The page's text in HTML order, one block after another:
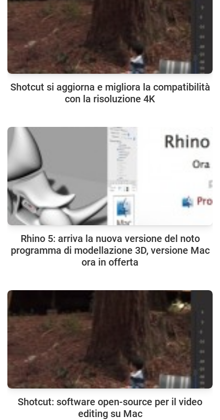
Shotcut si aggiorna e migliora la compatibilità
con la risoluzione 4K
Rhino 5: arriva la nuova versione del noto
programma di modellazione 3D, versione Mac
ora in offerta
Shotcut: software open-source per il video
editing su Mac